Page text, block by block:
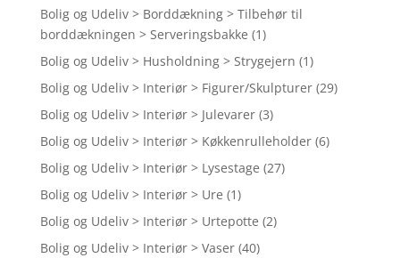
Bolig og Udeliv > Borddækning > Tilbehør til
borddækningen > Serveringsbakke (1)
Bolig og Udeliv > Husholdning > Strygejern (1)
Bolig og Udeliv > Interiør > Figurer/Skulpturer (29)
Bolig og Udeliv > Interiør > Julevarer (3)
Bolig og Udeliv > Interiør > Køkkenrulleholder (6)
Bolig og Udeliv > Interiør > Lysestage (27)
Bolig og Udeliv > Interiør > Ure (1)
Bolig og Udeliv > Interiør > Urtepotte (2)
Bolig og Udeliv > Interiør > Vaser (40)